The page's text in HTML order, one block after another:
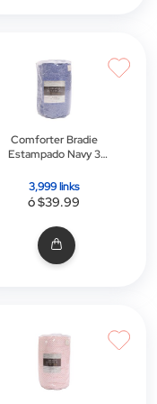
Comforter Bradie
Estampado Navy 3
Promo
3,999 links
ó $39.99